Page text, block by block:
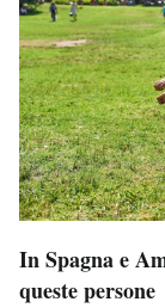
In Spagna e
queste persone